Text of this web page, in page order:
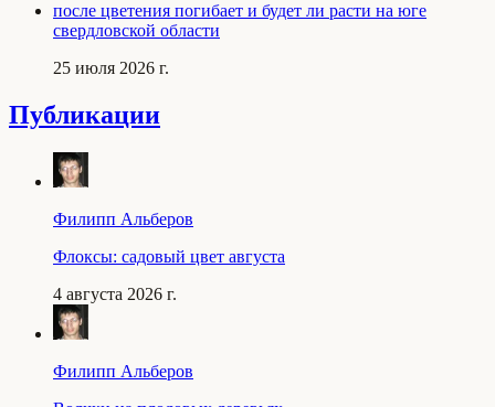
после цветения погибает и будет ли расти на юге
свердловской области
25 июля 2026 г.
Публикации
Филипп Альберов
Флоксы: садовый цвет августа
4 августа 2026 г.
Филипп Альберов